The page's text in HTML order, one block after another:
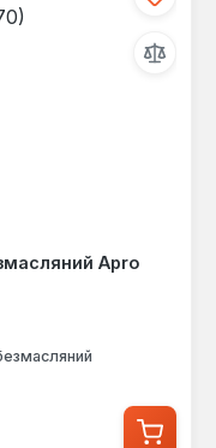
Apro